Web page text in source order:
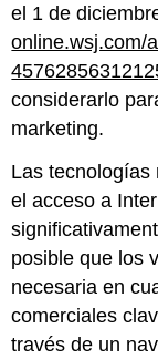
el 1 de
online.wsj.com/
considerarlo
marketing.
Las tecnologías
el acceso a
posible que los
necesaria en
comerciales
través de un